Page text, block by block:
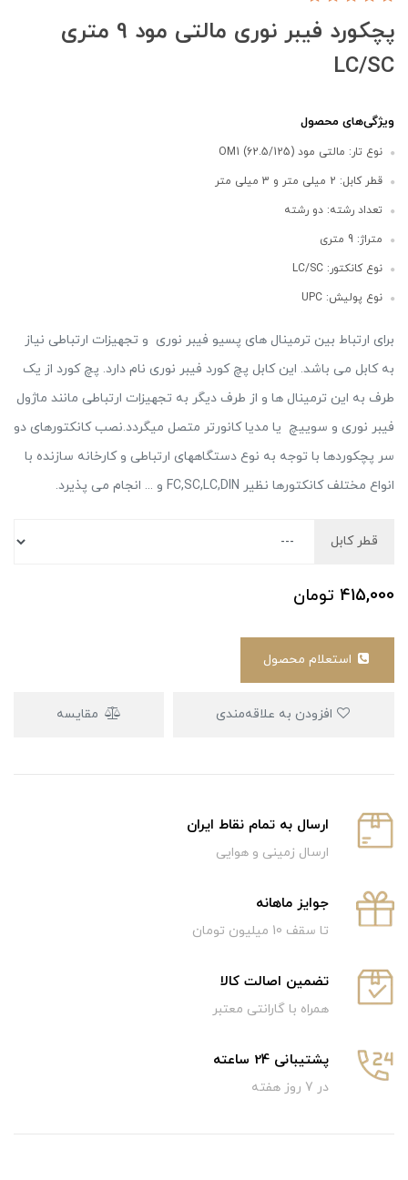
پچکورد فیبر نوری مالتی مود 9 متری
LC/SC
ویژگی‌های محصول
نوع تار: مالتی مود (OM1 (62.5/125
قطر کابل: 2 میلی متر و 3 میلی متر
تعداد رشته: دو رشته
متراژ: 9 متری
نوع کانکتور: LC/SC
نوع پولیش: UPC
برای ارتباط بین ترمینال های پسیو فیبر نوری و تجهیزات ارتباطی نیاز
به کابل می باشد. این کابل پچ کورد فیبر نوری نام دارد. پچ کورد از یک
طرف به این ترمینال ها و از طرف دیگر به تجهیزات ارتباطی مانند ماژول
فیبر نوری و سوییچ یا مدیا کانورتر متصل میگردد.نصب کانکتورهای دو
سر پچکوردها با توجه به نوع دستگاههای ارتباطی و کارخانه سازنده با
انواع مختلف کانکتورها نظیر FC,SC,LC,DIN و ... انجام می پذیرد.
قطر کابل
415,000 تومان
مقایسه
ارسال به تمام نقاط ایران
ارسال زمینی و هوایی
جوایز ماهانه
تا سقف 10 میلیون تومان
تضمین اصالت کالا
همراه با گارانتی معتبر
پشتیبانی 24 ساعته
در 7 روز هفته